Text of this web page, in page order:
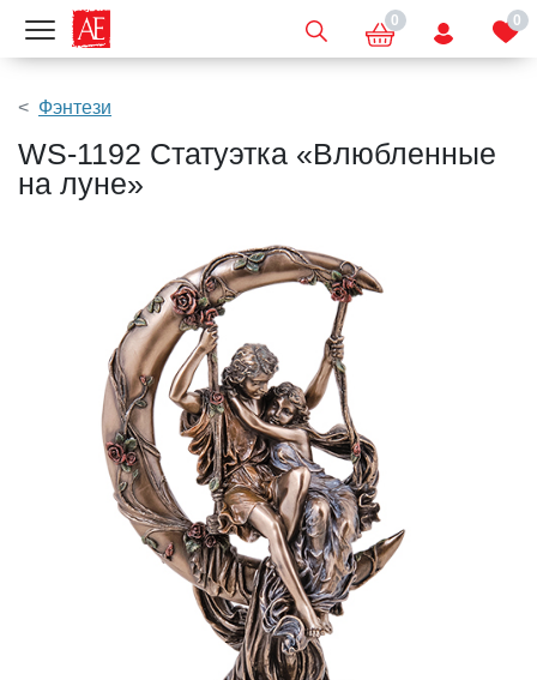
Показать меню 0 0
Фэнтези
WS-1192 Статуэтка «Влюбленные
на луне»